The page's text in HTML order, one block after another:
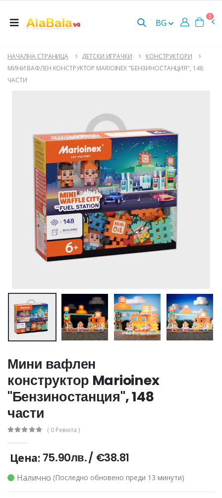
BG
0
НАЧАЛНА СТРАНИЦА ДЕТСКИ ИГРАЧКИ
КОНСТРУКТОРИ
МИНИ ВАФЛЕН КОНСТРУКТОР MARIOINEX "БЕНЗИНОСТАНЦИЯ", 148
ЧАСТИ
Мини вафлен
конструктор Marioinex
"Бензиностанция", 148
части
( 0 Ревюта )
Цена: 75.90лв./ €38.81
Налично (Последно обновено преди 13 минути)